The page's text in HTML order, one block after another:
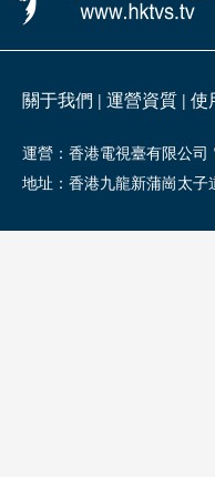
關于我們 | 運營資質 | 使
運營：香港電視臺有限公
地址：香港九龍新蒲崗太